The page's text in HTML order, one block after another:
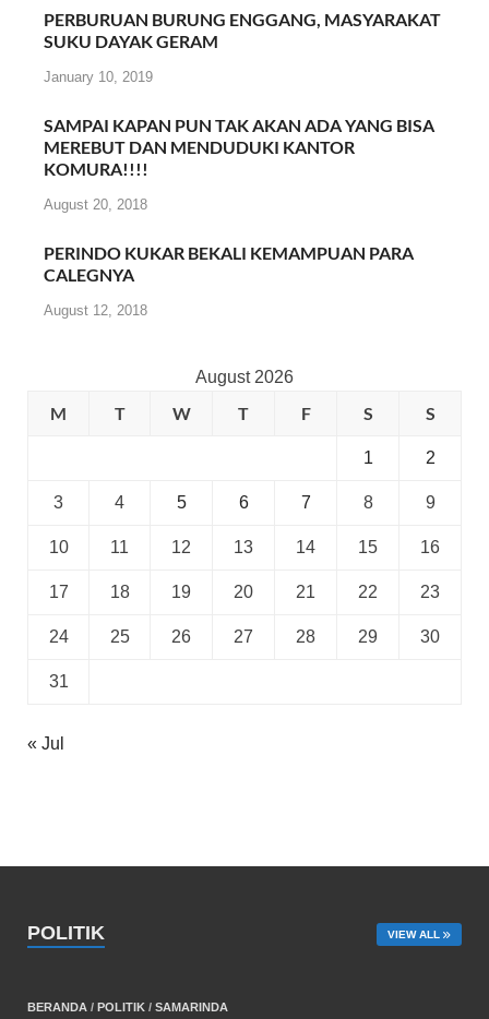
PERBURUAN BURUNG ENGGANG, MASYARAKAT
SUKU DAYAK GERAM
January 10, 2019
SAMPAI KAPAN PUN TAK AKAN ADA YANG BISA
MEREBUT DAN MENDUDUKI KANTOR
KOMURA!!!!
August 20, 2018
PERINDO KUKAR BEKALI KEMAMPUAN PARA
CALEGNYA
August 12, 2018
August 2026
M T W T F S S
1 2
3 4 5 6 7 8 9
10 11 12 13 14 15 16
17 18 19 20 21 22 23
24 25 26 27 28 29 30
31
« Jul
POLITIK VIEW ALL
BERANDA / POLITIK / SAMARINDA